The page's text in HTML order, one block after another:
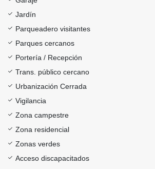
Jardín
Parqueadero visitantes
Parques cercanos
Portería / Recepción
Trans. público cercano
Urbanización Cerrada
Vigilancia
Zona campestre
Zona residencial
Zonas verdes
Acceso discapacitados